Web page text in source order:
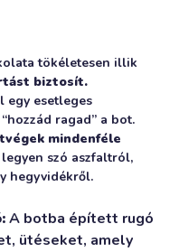
tökéletesen illik
biztosít.
egy esetleges
ragad” a bot.
mindenféle
legyen szó aszfaltról,
hegyvidékről.
A botba épített rugó
ütéseket, amely